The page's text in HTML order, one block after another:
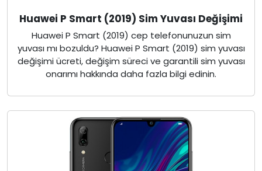
Huawei P Smart (2019) Sim Yuvası Değişimi
Huawei P Smart (2019) cep telefonunuzun sim
yuvası mı bozuldu? Huawei P Smart (2019) sim yuvası
değişimi ücreti, değişim süreci ve garantili sim yuvası
onarımı hakkında daha fazla bilgi edinin.